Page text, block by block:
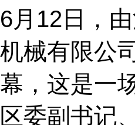
6月12日，
机械有限公
幕，这是一
区委副书记